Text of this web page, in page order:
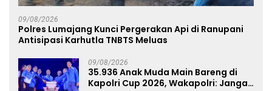
09/08/2026
Polres Lumajang Kunci Pergerakan Api di Ranupani
Antisipasi Karhutla TNBTS Meluas
09/08/2026
35.936 Anak Muda Main Bareng di
Kapolri Cup 2026, Wakapolri: Jangan